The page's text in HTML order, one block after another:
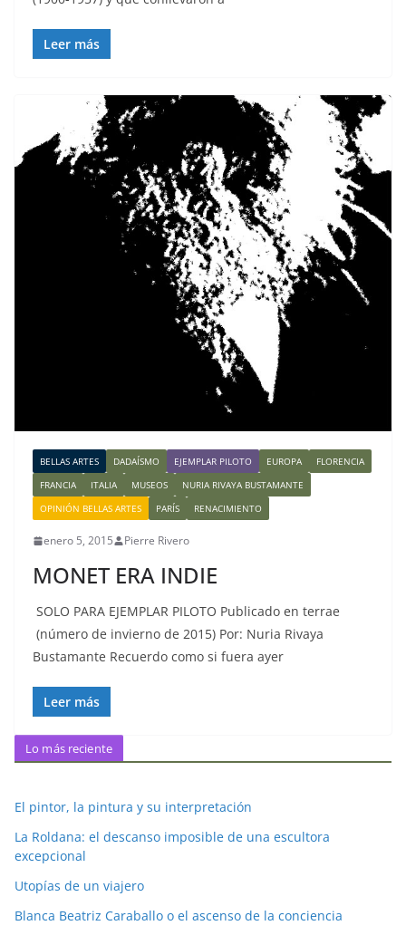
Leer más
BELLAS ARTES DADAÍSMO EJEMPLAR PILOTO EUROPA
FLORENCIA
FRANCIA
ITALIA MUSEOS
NURIA RIVAYA BUSTAMANTE
OPINIÓN BELLAS ARTES
PARÍS RENACIMIENTO
enero 5, 2015 Pierre Rivero
MONET ERA INDIE
SOLO PARA EJEMPLAR PILOTO Publicado en terrae
(número de invierno de 2015) Por: Nuria Rivaya
Bustamante Recuerdo como si fuera ayer
Leer más
Lo más reciente
El pintor, la pintura y su interpretación
La Roldana: el descanso imposible de una escultora
excepcional
Utopías de un viajero
Blanca Beatriz Caraballo o el ascenso de la conciencia